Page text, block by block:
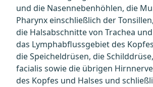
und die Nasennebenhöhlen, die
Pharynx einschließlich der
die Halsabschnitte von Trachea
das Lymphabflussgebiet des
die Speicheldrüsen, die
facialis sowie die übrigen
des Kopfes und Halses und